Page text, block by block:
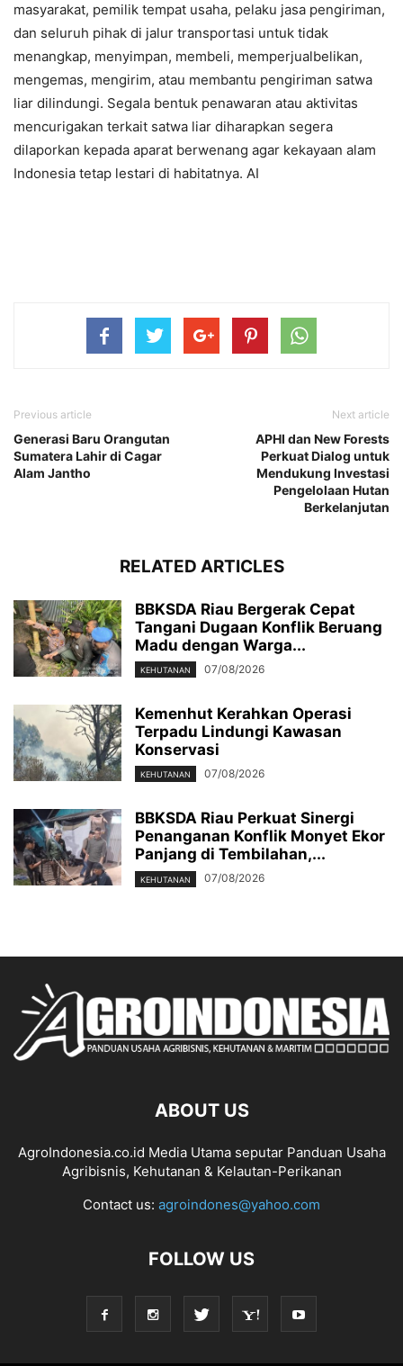
masyarakat, pemilik tempat usaha, pelaku jasa pengiriman,
dan seluruh pihak di jalur transportasi untuk tidak
menangkap, menyimpan, membeli, memperjualbelikan,
mengemas, mengirim, atau membantu pengiriman satwa
liar dilindungi. Segala bentuk penawaran atau aktivitas
mencurigakan terkait satwa liar diharapkan segera
dilaporkan kepada aparat berwenang agar kekayaan alam
Indonesia tetap lestari di habitatnya. AI
Previous article
Generasi Baru Orangutan
Sumatera Lahir di Cagar
Alam Jantho
Next article
APHI dan New Forests
Perkuat Dialog untuk
Mendukung Investasi
Pengelolaan Hutan
Berkelanjutan
RELATED ARTICLES
BBKSDA Riau Bergerak Cepat
Tangani Dugaan Konflik Beruang
Madu dengan Warga...
KEHUTANAN 07/08/2026
Kemenhut Kerahkan Operasi
Terpadu Lindungi Kawasan
Konservasi
KEHUTANAN 07/08/2026
BBKSDA Riau Perkuat Sinergi
Penanganan Konflik Monyet Ekor
Panjang di Tembilahan,...
KEHUTANAN 07/08/2026
ABOUT US
AgroIndonesia.co.id Media Utama seputar Panduan Usaha
Agribisnis, Kehutanan & Kelautan-Perikanan
Contact us: agroindones@yahoo.com
FOLLOW US